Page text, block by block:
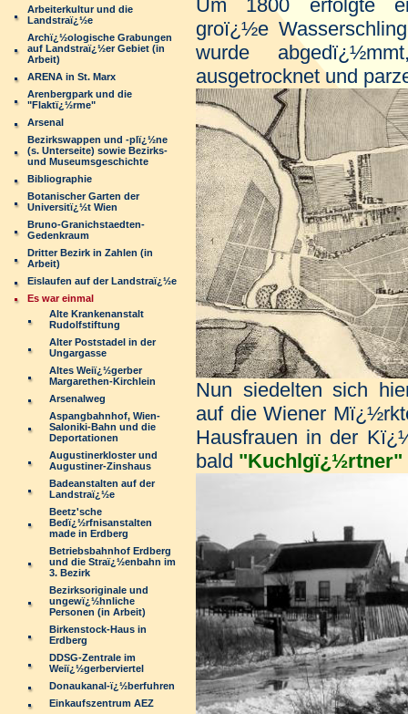
Arbeiterkultur und die
Landstraï¿½e
Archï¿½ologische Grabungen
auf Landstraï¿½er Gebiet (in
Arbeit)
ARENA in St. Marx
Arenbergpark und die
"Flaktï¿½rme"
Arsenal
Bezirkswappen und -plï¿½ne
(s. Unterseite) sowie Bezirks-
und Museumsgeschichte
Bibliographie
Botanischer Garten der
Universitï¿½t Wien
Bruno-Granichstaedten-
Gedenkraum
Dritter Bezirk in Zahlen (in
Arbeit)
Eislaufen auf der Landstraï¿½e
Es war einmal
Alte Krankenanstalt
Rudolfstiftung
Alter Poststadel in der
Ungargasse
Altes Weiï¿½gerber
Margarethen-Kirchlein
Arsenalweg
Aspangbahnhof, Wien-
Saloniki-Bahn und die
Deportationen
Augustinerkloster und
Augustiner-Zinshaus
Badeanstalten auf der
Landstraï¿½e
Beetz'sche
Bedï¿½rfnisanstalten
made in Erdberg
Betriebsbahnhof Erdberg
und die Straï¿½enbahn im
3. Bezirk
Bezirksoriginale und
ungewï¿½hnliche
Personen (in Arbeit)
Birkenstock-Haus in
Erdberg
DDSG-Zentrale im
Weiï¿½gerberviertel
Donaukanal-ï¿½berfuhren
Einkaufszentrum AEZ
Um 1800 erfolgte
groï¿½e
wurde
ausgetrocknet und
Nun siedelten sich
auf die Wiener
Hausfrauen in der
bald "Kuchlgï¿½rtner"